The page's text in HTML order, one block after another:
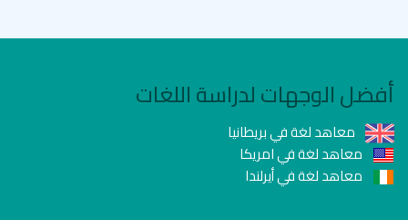
أفضل الوجهات لدراسة اللغات
معاهد لغة في بريطانيا
معاهد لغة في امريكا
معاهد لغة في أيرلندا